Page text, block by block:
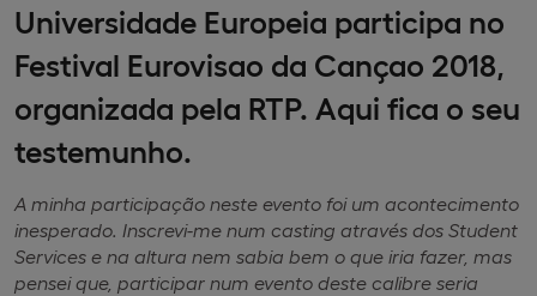
Universidade Europeia participa no
Festival Eurovisao da Cançao 2018,
organizada pela RTP. Aqui fica o seu
testemunho.
A minha participação neste evento foi um acontecimento
inesperado. Inscrevi-me num casting através dos Student
Services e na altura nem sabia bem o que iria fazer, mas
pensei que, participar num evento deste calibre seria